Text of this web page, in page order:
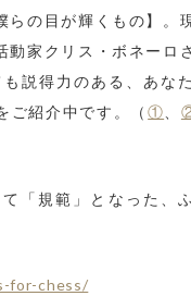
らの目が輝くもの】。
動家クリス・ボネーロ
も説得力のある、あな
ご紹介中です。（①
「規範」となった、
for-chess/